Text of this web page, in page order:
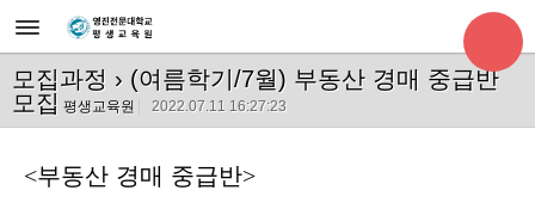
모집과정 › (여름학기/7월) 부동산 경매 중급반
모집 평생교육원 2022.07.11 16:27:23
<부동산 경매 중급반>